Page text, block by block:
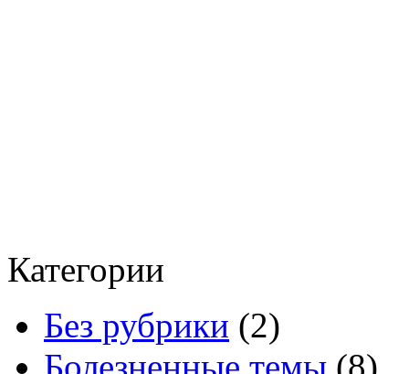
Категории
Без рубрики (2)
Болезненные темы (8)